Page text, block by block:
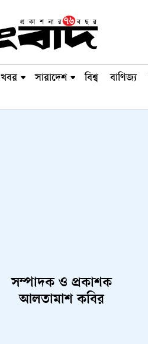
খবর সারাদেশ বিশ্ব বাণিজ্য
সম্পাদক ও প্রকাশক
আলতামাশ কবির